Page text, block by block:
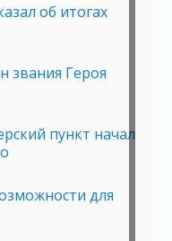
об итогах
звания Героя
пункт начал
для